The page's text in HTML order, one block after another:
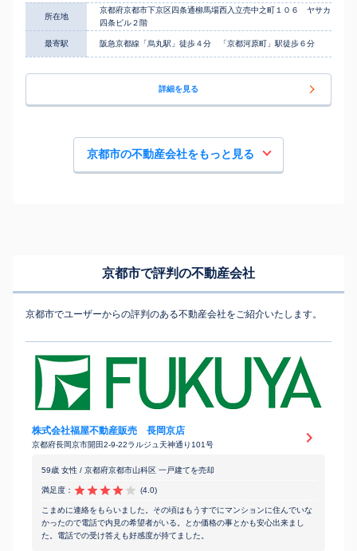
所在地
京都府京都市下京区四条通柳馬場西入立売中之町１０６ ヤサカ
四条ビル２階
最寄駅 阪急京都線「烏丸駅」徒歩４分 「京都河原町」駅徒歩６分
詳細を見る
京都市の不動産会社をもっと見る
京都市で評判の不動産会社
京都市でユーザーからの評判のある不動産会社をご紹介いたします。
株式会社福屋不動産販売 長岡京店
京都府長岡京市開田2-9-22ラルジュ天神通り101号
59歳 女性 / 京都府京都市山科区 一戸建てを売却
満足度： (4.0)
こまめに連絡をもらいました。その頃はもうすでにマンションに住んでいな
かったので電話で内見の希望者がいる。とか価格の事とかも安心出来まし
た。電話での受け答えも好感度が持てました。